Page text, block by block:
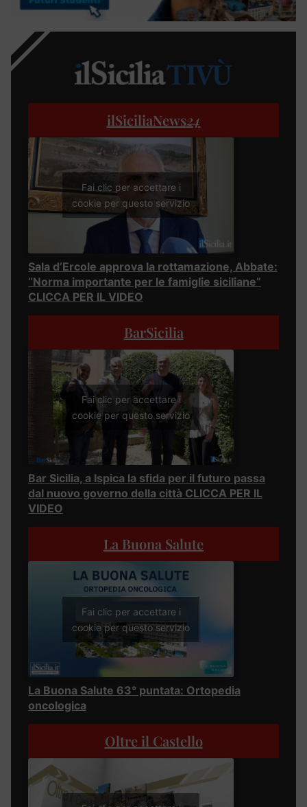
ilSiciliaNews24
Fai clic per accettare i
cookie per questo servizio
Sala d’Ercole approva la rottamazione, Abbate:
“Norma importante per le famiglie siciliane”
CLICCA PER IL VIDEO
BarSicilia
Fai clic per accettare i
cookie per questo servizio
Bar Sicilia, a Ispica la sfida per il futuro passa
dal nuovo governo della città CLICCA PER IL
VIDEO
La Buona Salute
Fai clic per accettare i
cookie per questo servizio
La Buona Salute 63° puntata: Ortopedia
oncologica
Oltre il Castello